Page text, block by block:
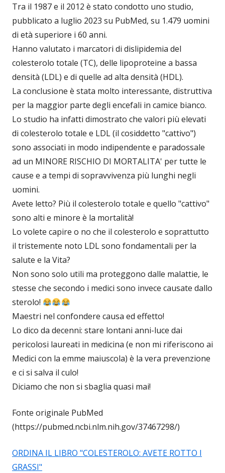
Tra il 1987 e il 2012 è stato condotto uno studio,
pubblicato a luglio 2023 su PubMed, su 1.479 uomini
di età superiore i 60 anni.
Hanno valutato i marcatori di dislipidemia del
colesterolo totale (TC), delle lipoproteine a bassa
densità (LDL) e di quelle ad alta densità (HDL).
La conclusione è stata molto interessante, distruttiva
per la maggior parte degli encefali in camice bianco.
Lo studio ha infatti dimostrato che valori più elevati
di colesterolo totale e LDL (il cosiddetto "cattivo")
sono associati in modo indipendente e paradossale
ad un MINORE RISCHIO DI MORTALITA' per tutte le
cause e a tempi di sopravvivenza più lunghi negli
uomini.
Avete letto? Più il colesterolo totale e quello "cattivo"
sono alti e minore è la mortalità!
Lo volete capire o no che il colesterolo e soprattutto
il tristemente noto LDL sono fondamentali per la
salute e la Vita?
Non sono solo utili ma proteggono dalle malattie, le
stesse che secondo i medici sono invece causate dallo
sterolo!
Maestri nel confondere causa ed effetto!
Lo dico da decenni: stare lontani anni-luce dai
pericolosi laureati in medicina (e non mi riferiscono ai
Medici con la emme maiuscola) è la vera prevenzione
e ci si salva il culo!
Diciamo che non si sbaglia quasi mai!
Fonte originale PubMed
(https://pubmed.ncbi.nlm.nih.gov/37467298/)
ORDINA IL LIBRO "COLESTEROLO: AVETE ROTTO I
GRASSI"